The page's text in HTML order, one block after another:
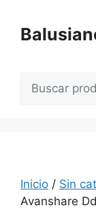
contenido
Inicio / Sin
Avanshare